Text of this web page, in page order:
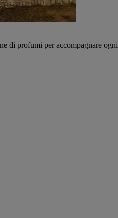
di profumi per accompagnare